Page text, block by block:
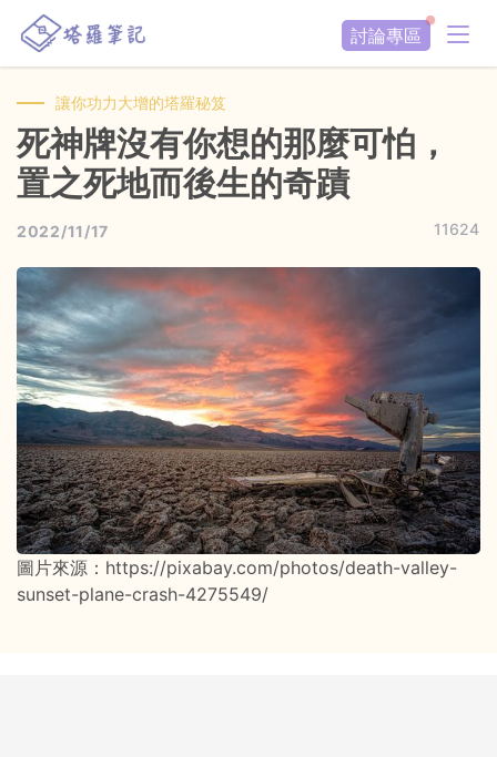
討論專區
讓你功力大增的塔羅秘笈
死神牌沒有你想的那麼可怕，
置之死地而後生的奇蹟
2022/11/17 11624
圖片來源：https://pixabay.com/photos/death-valley-
sunset-plane-crash-4275549/